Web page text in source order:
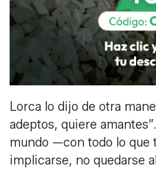
Lorca lo dijo de otra
adeptos, quiere
mundo —con todo lo
implicarse, no quedarse